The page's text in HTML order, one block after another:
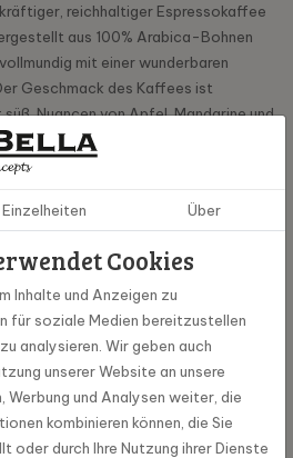
reichhaltiger Espressokaffee
aus 100% Arabica-Bohnen
mit einer wunderbaren
Geschmack des Kaffees ist
Nuancen von Apfel, Mandarine und
ab. Der Hauskaffee ist für alle
geeignet.
1000423456-8
Mocca d 'or
Einzelheiten Über
Cookies
Inhalte und Anzeigen zu
für soziale Medien bereitzustellen
analysieren. Wir geben auch
unserer Website an unsere
und Analysen weiter, die
kombinieren können, die Sie
oder durch Ihre Nutzung ihrer Dienste